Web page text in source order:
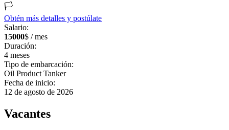
🏳️
Obtén más detalles y postúlate
Salario:
15000$ / mes
Duración:
4 meses
Tipo de embarcación:
Oil Product Tanker
Fecha de inicio:
12 de agosto de 2026
Vacantes